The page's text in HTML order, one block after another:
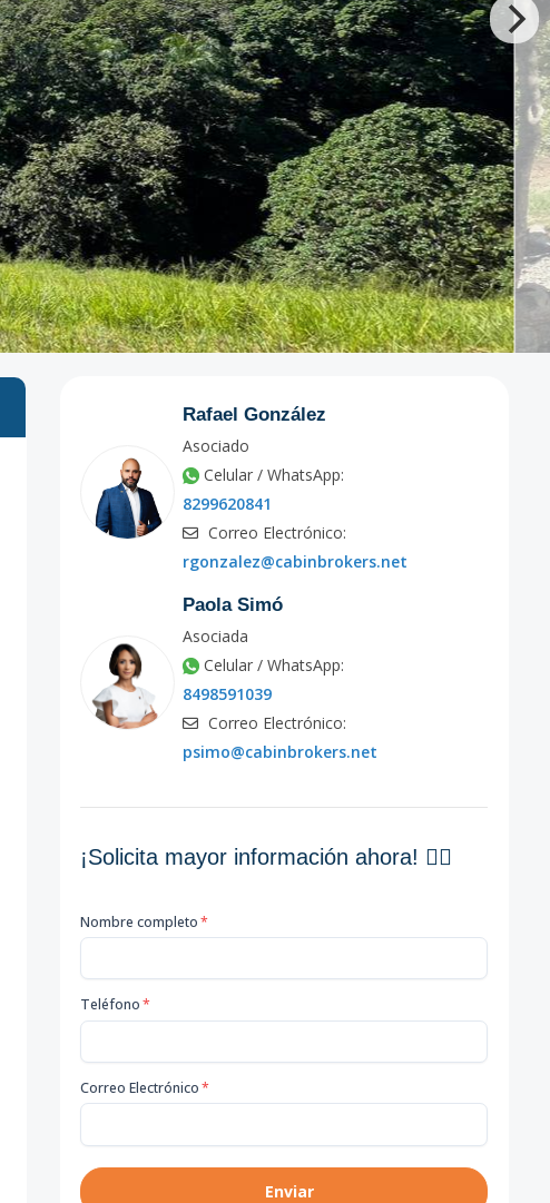
Rafael González
Asociado
Celular / WhatsApp:
8299620841
Correo Electrónico:
rgonzalez@cabinbrokers.net
Paola Simó
Asociada
Celular / WhatsApp:
8498591039
Correo Electrónico:
psimo@cabinbrokers.net
¡Solicita mayor información ahora! 👇🏽
Nombre completo*
Teléfono*
Correo Electrónico*
Enviar